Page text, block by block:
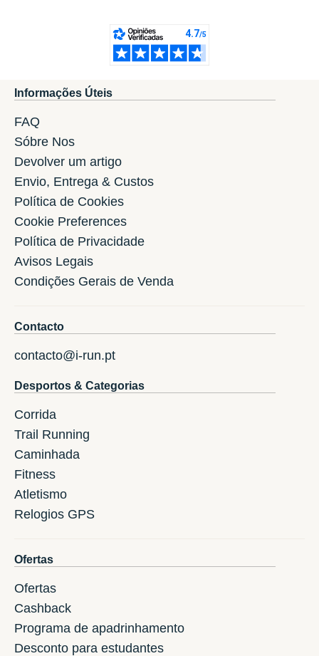
Informações Úteis
FAQ
Sóbre Nos
Devolver um artigo
Envio, Entrega & Custos
Política de Cookies
Cookie Preferences
Política de Privacidade
Avisos Legais
Condições Gerais de Venda
Contacto
contacto@i-run.pt
Desportos & Categorias
Corrida
Trail Running
Caminhada
Fitness
Atletismo
Relogios GPS
Ofertas
Ofertas
Cashback
Programa de apadrinhamento
Desconto para estudantes